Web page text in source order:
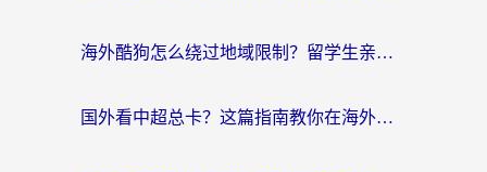
海外酷狗怎么绕过地域限制？留学生亲测有效的回国加速器选择指南
国外看中超总卡？这篇指南教你在海外流畅看体育赛事+中文解说（附避坑技巧）